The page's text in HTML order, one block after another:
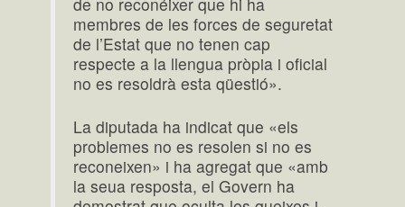
membres de les forces de seguretat
de l’Estat que no tenen cap
respecte a la llengua pròpia i oficial
no es resoldrà esta qüestió».
La diputada ha indicat que «els
problemes no es resolen si no es
reconeixen» i ha agregat que «amb
la seua resposta, el Govern ha